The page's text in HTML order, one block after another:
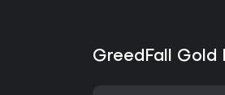
GreedFall Gold